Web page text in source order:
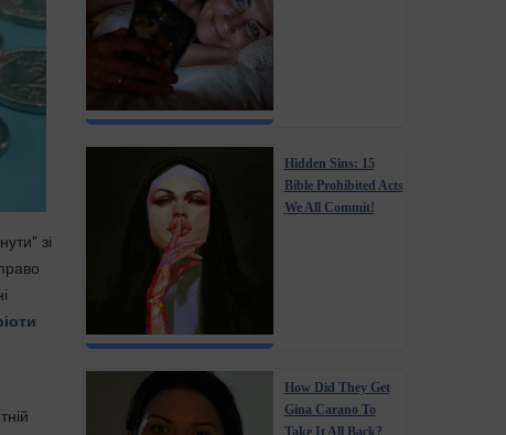
зі
Hidden Sins: 15
Bible Prohibited Acts
We All Commit!
How Did They Get
Gina Carano To
Take It All Back?